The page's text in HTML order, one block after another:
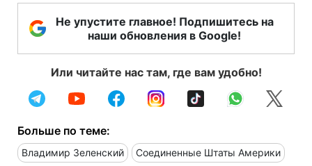
Не упустите главное! Подпишитесь на
наши обновления в Google!
Или читайте нас там, где вам удобно!
Больше по теме:
Владимир Зеленский Соединенные Штаты Америки